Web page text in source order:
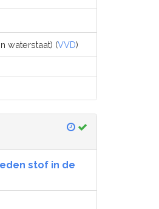
waterstaat) (VVD)
stof in de